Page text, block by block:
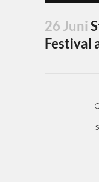
26 Juni
Festival